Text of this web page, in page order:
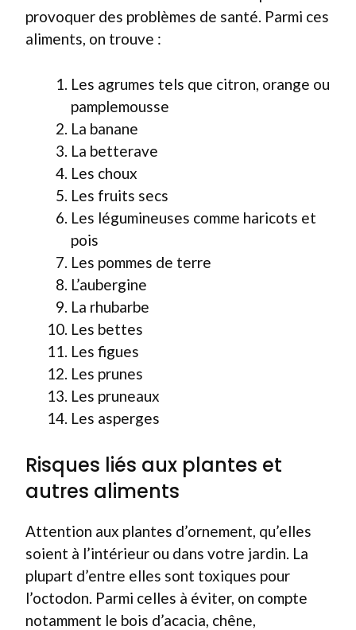
provoquer des problèmes de santé. Parmi ces
aliments, on trouve :
Les agrumes tels que citron, orange ou
pamplemousse
La banane
La betterave
Les choux
Les fruits secs
Les légumineuses comme haricots et
pois
Les pommes de terre
L’aubergine
La rhubarbe
Les bettes
Les figues
Les prunes
Les pruneaux
Les asperges
Risques liés aux plantes et
autres aliments
Attention aux plantes d’ornement, qu’elles
soient à l’intérieur ou dans votre jardin. La
plupart d’entre elles sont toxiques pour
l’octodon. Parmi celles à éviter, on compte
notamment le bois d’acacia, chêne,